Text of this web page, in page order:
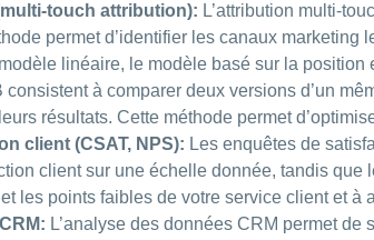
touch attribution): L’attribution multi-
permet d’identifier les canaux
linéaire, le modèle basé sur la position
consistent à comparer deux versions d’un
résultats. Cette méthode permet
client (CSAT, NPS): Les enquêtes de
client sur une échelle donnée, tandis
les points faibles de votre service client et à
L’analyse des données CRM permet